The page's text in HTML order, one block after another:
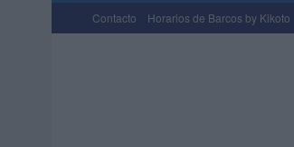
Contacto Horarios de Barcos by Kikoto